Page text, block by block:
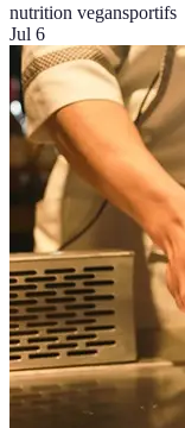
nutrition vegansportifs
Jul 6